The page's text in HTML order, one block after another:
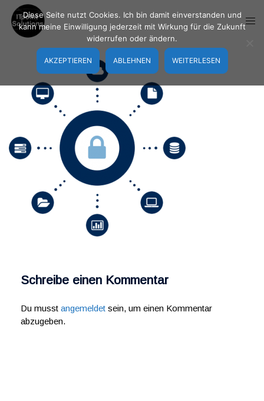
Inhalt
springen
Schreibe einen Kommentar
Du musst angemeldet sein, um einen Kommentar
abzugeben.
Diese Seite nutzt Cookies. Ich bin damit einverstanden und
kann meine Einwilligung jederzeit mit Wirkung für die Zukunft
widerrufen oder ändern.
AKZEPTIEREN ABLEHNEN WEITERLESEN